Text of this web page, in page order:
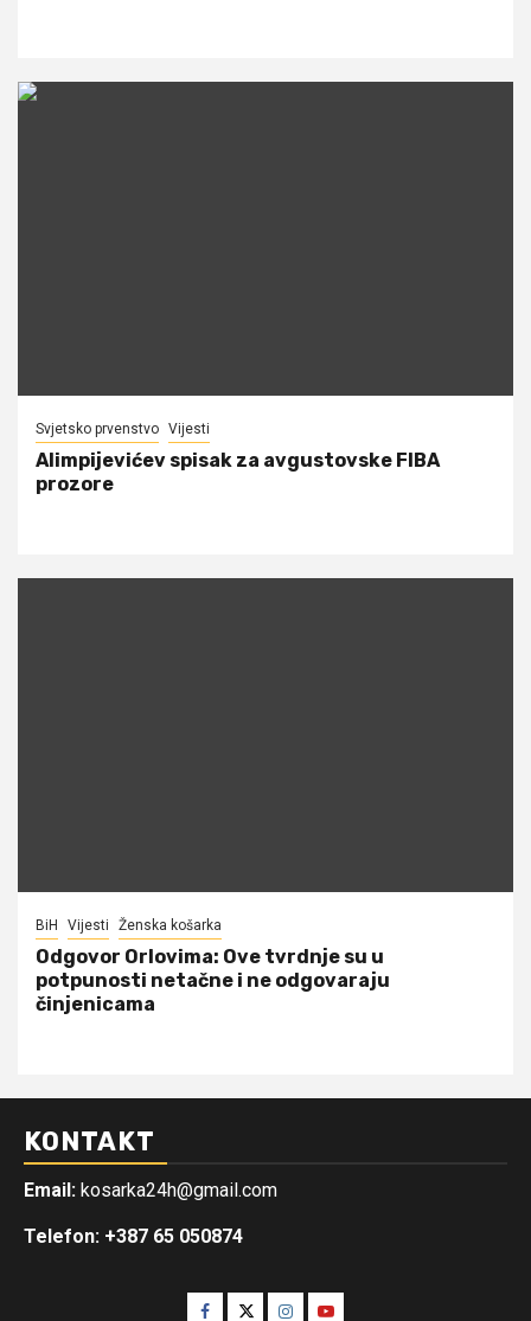
Svjetsko prvenstvo Vijesti
Alimpijevićev spisak za avgustovske FIBA
prozore
BiH Vijesti Ženska košarka
Odgovor Orlovima: ​Ove tvrdnje su u
potpunosti netačne i ne odgovaraju
činjenicama
KONTAKT
Email: kosarka24h@gmail.com
Telefon: +387 65 050874
Facebook
TwitterInstagram
Youtube